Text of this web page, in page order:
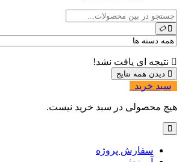
نتیجه ای یافت نشد!
سبد خرید
هیچ محصولی در سبد خرید نیست.
سفارش پروژه